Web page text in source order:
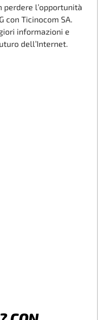
l’opportunità
Ticinocom SA.
informazioni e
dell’Internet.